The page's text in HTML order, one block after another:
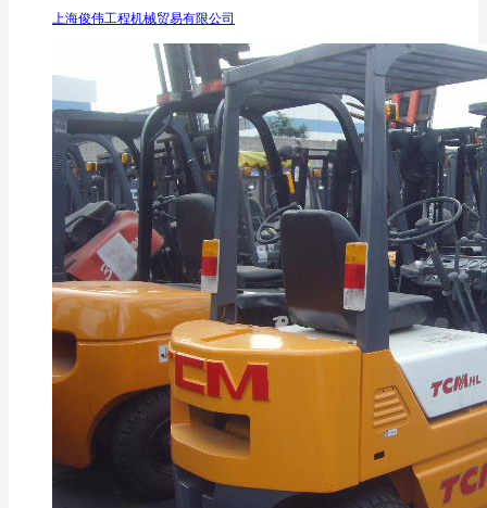
上海俊伟工程机械贸易有限公司